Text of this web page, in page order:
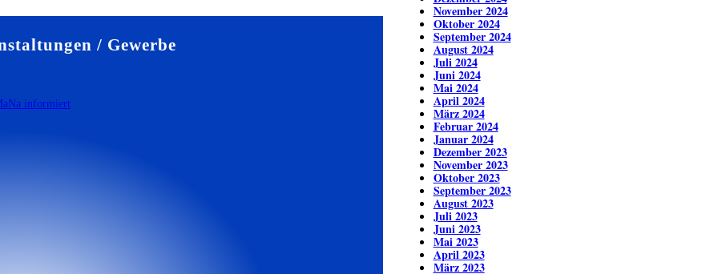
/ Gewerbe
November 2024
Oktober 2024
September 2024
August 2024
Juli 2024
Juni 2024
Mai 2024
April 2024
März 2024
Februar 2024
Januar 2024
Dezember 2023
November 2023
Oktober 2023
September 2023
August 2023
Juli 2023
Juni 2023
Mai 2023
April 2023
März 2023